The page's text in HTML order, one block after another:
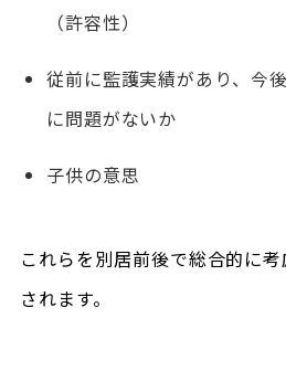
（許容性）
従前に監護実績があり、今
に問題がないか
子供の意思
これらを別居前後で総合的に
されます。